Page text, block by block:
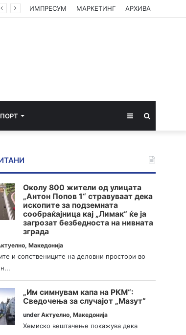
ИМПРЕСУМ МАРКЕТИНГ АРХИВА
Sidebar
Околу 800 жители од улицата
„Антон Попов 1“ стравуваат дека
ископите за подземната
сообраќајница кај „Лимак“ ќе ја
загрозат безбедноста на нивната
зграда
,Македонија
и сопствениците на деловни простори во
„Им симнувам капа на РКМ“:
Сведочења за случајот „Мазут“
underАктуелно,Македонија
Хемиско вештачење покажува дека